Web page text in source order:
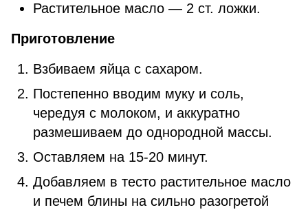
Растительное масло — 2 ст. ложки.
Приготовление
Взбиваем яйца с сахаром.
Постепенно вводим муку и соль,
чередуя с молоком, и аккуратно
размешиваем до однородной массы.
Оставляем на 15-20 минут.
Добавляем в тесто растительное масло
и печем блины на сильно разогретой